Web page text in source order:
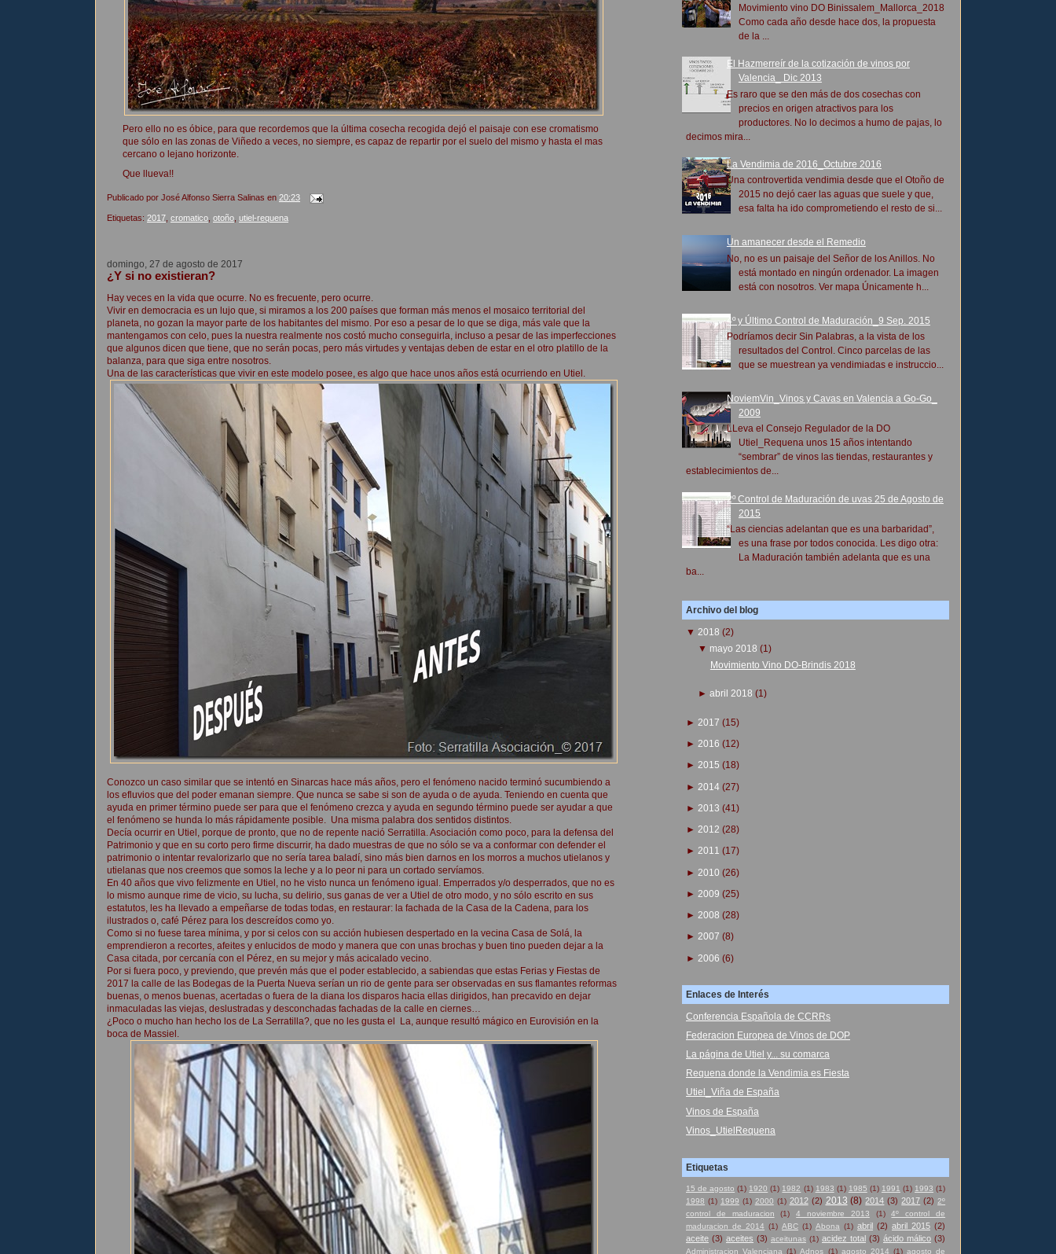
Pero ello no es óbice, para que recordemos que la última cosecha recogida dejó el paisaje con ese cromatismo
que sólo en las zonas de Viñedo a veces, no siempre, es capaz de repartir por el suelo del mismo y hasta el mas
cercano o lejano horizonte.
Que llueva!!
Publicado por José Alfonso Sierra Salinas en 20:23
Etiquetas: 2017 cromatico otoño utiel-requena
domingo, 27 de agosto de 2017
¿Y si no existieran?
Hay veces en la vida que ocurre. No es frecuente, pero ocurre.
Vivir en democracia es un lujo que, si miramos a los 200 países que forman más menos el mosaico territorial del
planeta, no gozan la mayor parte de los habitantes del mismo. Por eso a pesar de lo que se diga, más vale que la
mantengamos con celo, pues la nuestra realmente nos costó mucho conseguirla, incluso a pesar de las imperfecciones
que algunos dicen que tiene, que no serán pocas, pero más virtudes y ventajas deben de estar en el otro platillo de la
balanza, para que siga entre nosotros.
Una de las características que vivir en este modelo posee, es algo que hace unos años está ocurriendo en Utiel.
Conozco un caso similar que se intentó en Sinarcas hace más años, pero el fenómeno nacido terminó sucumbiendo a
los efluvios que del poder emanan siempre. Que nunca se sabe si son de ayuda o de ayuda. Teniendo en cuenta que
ayuda en primer término puede ser para que el fenómeno crezca y ayuda en segundo término puede ser ayudar a que
el fenómeno se hunda lo más rápidamente posible. Una misma palabra dos sentidos distintos.
Decía ocurrir en Utiel, porque de pronto, que no de repente nació Serratilla. Asociación como poco, para la defensa del
Patrimonio y que en su corto pero firme discurrir, ha dado muestras de que no sólo se va a conformar con defender el
patrimonio o intentar revalorizarlo que no sería tarea baladí, sino más bien darnos en los morros a muchos utielanos y
utielanas que nos creemos que somos la leche y a lo peor ni para un cortado servíamos.
En 40 años que vivo felizmente en Utiel, no he visto nunca un fenómeno igual. Emperrados y/o desperrados, que no es
lo mismo aunque rime de vicio, su lucha, su delirio, sus ganas de ver a Utiel de otro modo, y no sólo escrito en sus
estatutos, les ha llevado a empeñarse de todas todas, en restaurar: la fachada de la Casa de la Cadena, para los
ilustrados o, café Pérez para los descreídos como yo.
Como si no fuese tarea mínima, y por si celos con su acción hubiesen despertado en la vecina Casa de Solá, la
emprendieron a recortes, afeites y enlucidos de modo y manera que con unas brochas y buen tino pueden dejar a la
Casa citada, por cercanía con el Pérez, en su mejor y más acicalado vecino.
Por si fuera poco, y previendo, que prevén más que el poder establecido, a sabiendas que estas Ferias y Fiestas de
2017 la calle de las Bodegas de la Puerta Nueva serían un rio de gente para ser observadas en sus flamantes reformas
buenas, o menos buenas, acertadas o fuera de la diana los disparos hacia ellas dirigidos, han precavido en dejar
inmaculadas las viejas, deslustradas y desconchadas fachadas de la calle en ciernes…
¿Poco o mucho han hecho los de La Serratilla?, que no les gusta el La, aunque resultó mágico en Eurovisión en la
boca de Massiel.
Movimiento vino DO Binissalem_Mallorca_2018
Como cada año desde hace dos, la propuesta
de la ...
El Hazmerreír de la cotización de vinos por
Valencia_ Dic 2013
Es raro que se den más de dos cosechas con
precios en origen atractivos para los
productores. No lo decimos a humo de pajas, lo
decimos mira...
La Vendimia de 2016_Octubre 2016
Una controvertida vendimia desde que el Otoño de
2015 no dejó caer las aguas que suele y que,
esa falta ha ido comprometiendo el resto de si...
Un amanecer desde el Remedio
No, no es un paisaje del Señor de los Anillos. No
está montado en ningún ordenador. La imagen
está con nosotros. Ver mapa Únicamente h...
4º y Último Control de Maduración_9 Sep. 2015
Podríamos decir Sin Palabras, a la vista de los
resultados del Control. Cinco parcelas de las
que se muestrean ya vendimiadas e instruccio...
NoviemVin_Vinos y Cavas en Valencia a Go-Go_
2009
LLeva el Consejo Regulador de la DO
Utiel_Requena unos 15 años intentando
“sembrar” de vinos las tiendas, restaurantes y
establecimientos de...
2º Control de Maduración de uvas 25 de Agosto de
2015
“Las ciencias adelantan que es una barbaridad”,
es una frase por todos conocida. Les digo otra:
La Maduración también adelanta que es una
ba...
Archivo del blog
▼ 2018 (2)
▼ mayo 2018 (1)
Movimiento Vino DO-Brindis 2018
► abril 2018 (1)
► 2017 (15)
► 2016 (12)
► 2015 (18)
► 2014 (27)
► 2013 (41)
► 2012 (28)
► 2011 (17)
► 2010 (26)
► 2009 (25)
► 2008 (28)
► 2007 (8)
► 2006 (6)
Enlaces de Interés
Conferencia Española de CCRRs
Federacion Europea de Vinos de DOP
La página de Utiel y... su comarca
Requena donde la Vendimia es Fiesta
Utiel_Viña de España
Vinos de España
Vinos_UtielRequena
Etiquetas
15 de agosto (1) 1920 (1) 1982 (1) 1983 (1) 1985 (1) 1991 (1) 1993 (1)
1998 (1) 1999 (1) 2000 (1) 2012 (2) 2013 (8) 2014 (3) 2017 (2) 2º
control de maduracion
(1) 4 noviembre 2013 (1)
4º control de
maduracion de 2014 (1) ABC (1) Abona (1) abril (2) abril 2015 (2)
aceite (3) aceites (3) aceitunas (1) acidez total (3) ácido málico (3)
Administracion Valenciana (1) Adnos (1) agosto 2014 (1) agosto de